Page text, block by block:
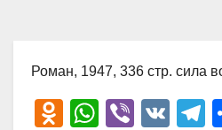
Роман, 1947, 336 стр. сила
O
W
Vi
V
T